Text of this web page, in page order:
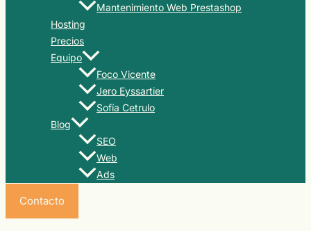
Mantenimiento Web Prestashop
Hosting
Precios
Equipo
Foco Vicente
Jero Eyssartier
Sofía Cetrulo
Blog
SEO
Web
Ads
Contacto